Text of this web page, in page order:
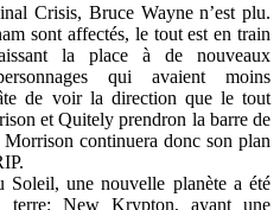
Crisis, Bruce Wayne n’est plu.
sont affectés, le tout est en train
la place à de nouveaux
qui avaient moins
de voir la direction que le tout
et Quitely prendron la barre de
continuera donc son plan
Soleil, une nouvelle planète a été
terre: New Krypton, ayant une